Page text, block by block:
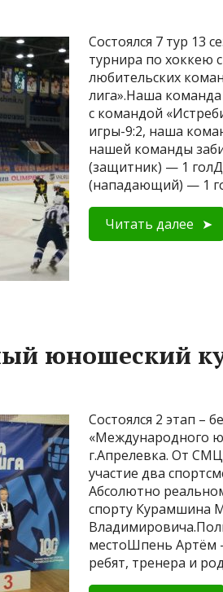
Состоялся 7 тур 13
турнира по хоккею
любительских
лига».Наша
с командой
игры-9:2, наша
нашей команды
(защитник) — 1
(нападающий) — 1
Читать далее
юношеский
Состоялся 2 этап –
«Международного
г.Апрелевка. От
участие два
Абсолютно
спорту Курамшина
местоШпень Артём
ребят, тренера и